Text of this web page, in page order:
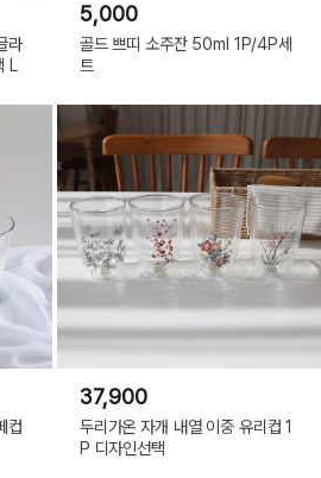
라
L
5,000
골드 쁘띠 소주잔 50ml 1P/4P세
트
컵
37,900
두리가온 자개 내열 이중 유리컵 1
P 디자인선택